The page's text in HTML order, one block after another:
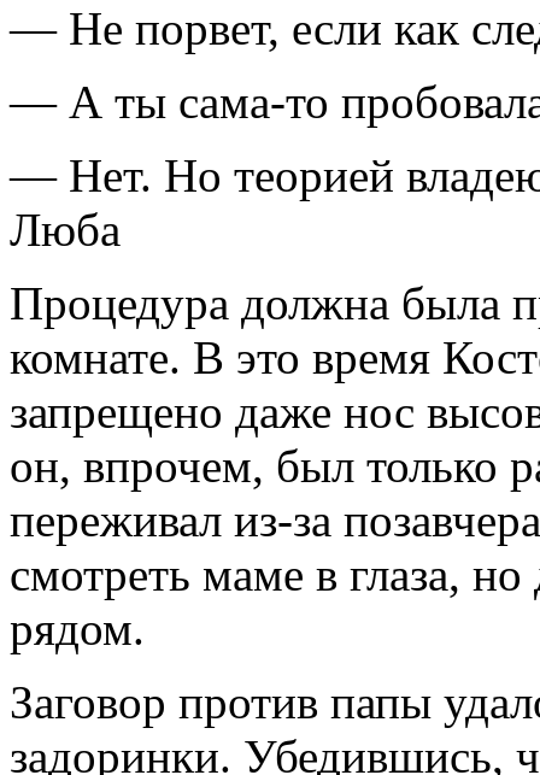
— Не порвет, если как
— А ты сама-то
— Нет. Но теорией
Люба
Процедура должна была
комнате. В это время
запрещено даже нос
он, впрочем, был только
переживал из-за
смотреть маме в глаза,
рядом.
Заговор против папы
задоринки. Убедившись,